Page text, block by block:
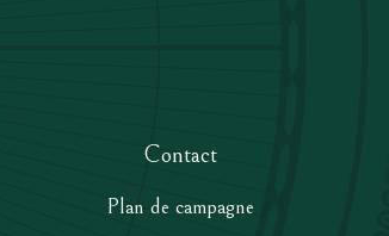
Contact
Plan de campagne